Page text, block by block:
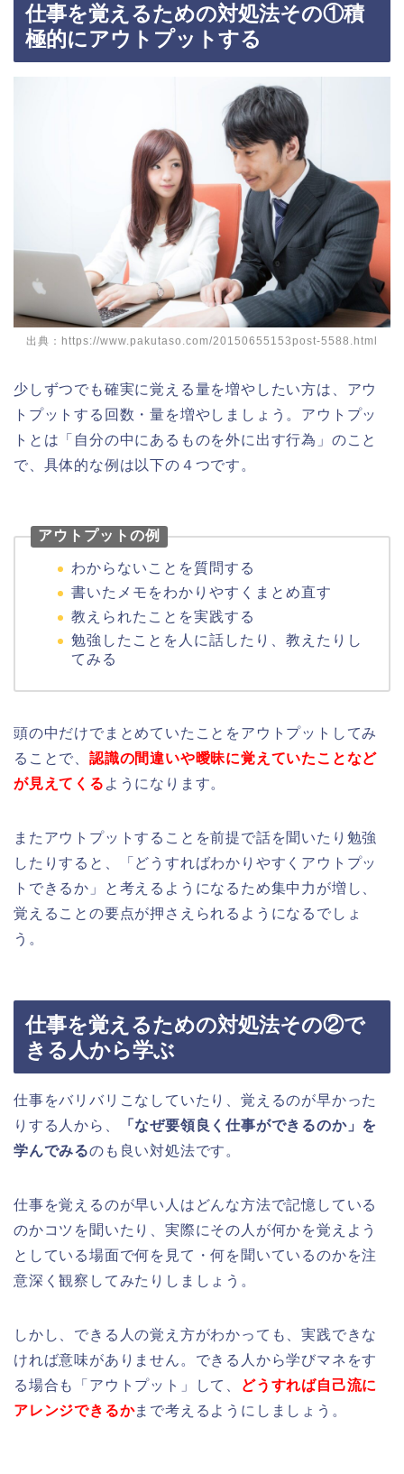
仕事を覚えるための対処法その①積
極的にアウトプットする
出典：https://www.pakutaso.com/20150655153post-5588.html
少しずつでも確実に覚える量を増やしたい方は、アウ
トプットする回数・量を増やしましょう。アウトプッ
トとは「自分の中にあるものを外に出す行為」のこと
で、具体的な例は以下の４つです。
アウトプットの例
わからないことを質問する
書いたメモをわかりやすくまとめ直す
教えられたことを実践する
勉強したことを人に話したり、教えたりし
てみる
頭の中だけでまとめていたことをアウトプットしてみ
ることで、 認識の間違いや曖昧に覚えていたことなど
が見えてくる ようになります。
またアウトプットすることを前提で話を聞いたり勉強
したりすると、「どうすればわかりやすくアウトプッ
トできるか」と考えるようになるため集中力が増し、
覚えることの要点が押さえられるようになるでしょ
う。
仕事を覚えるための対処法その②で
きる人から学ぶ
仕事をバリバリこなしていたり、覚えるのが早かった
りする人から、
「なぜ要領良く仕事ができるのか」を
学んでみるのも良い対処法です。
仕事を覚えるのが早い人はどんな方法で記憶している
のかコツを聞いたり、実際にその人が何かを覚えよう
としている場面で何を見て・何を聞いているのかを注
意深く観察してみたりしましょう。
しかし、できる人の覚え方がわかっても、実践できな
ければ意味がありません。できる人から学びマネをす
る場合も「アウトプット」して、
どうすれば自己流に
アレンジできるかまで考えるようにしましょう。